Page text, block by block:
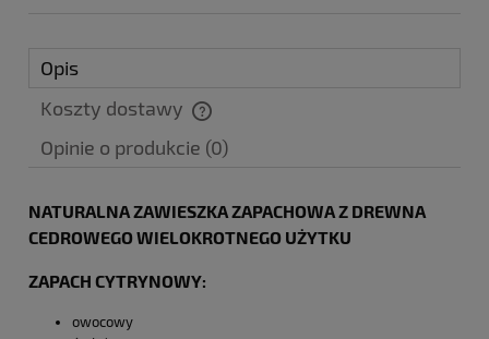
Opis
Koszty dostawy
Cena nie zawiera ewentualnych kosztów płatności
Opinie o produkcie (0)
NATURALNA ZAWIESZKA ZAPACHOWA Z DREWNA
CEDROWEGO WIELOKROTNEGO UŻYTKU
ZAPACH CYTRYNOWY:
owocowy